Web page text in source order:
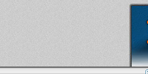
MacBook-
Aller au